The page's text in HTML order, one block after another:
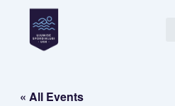
content
« All Events